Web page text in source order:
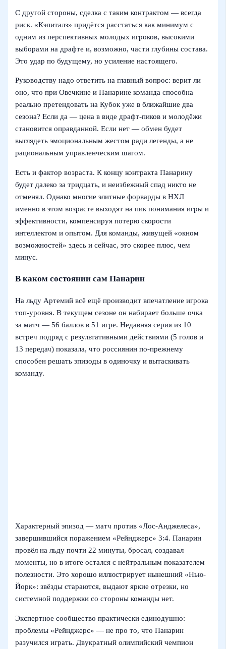
С другой стороны, сделка с таким контрактом — всегда
риск. «Кэпиталз» придётся расстаться как минимум с
одним из перспективных молодых игроков, высокими
выборами на драфте и, возможно, части глубины состава.
Это удар по будущему, но усиление настоящего.
Руководству надо ответить на главный вопрос: верит ли
оно, что при Овечкине и Панарине команда способна
реально претендовать на Кубок уже в ближайшие два
сезона? Если да — цена в виде драфт-пиков и молодёжи
становится оправданной. Если нет — обмен будет
выглядеть эмоциональным жестом ради легенды, а не
рациональным управленческим шагом.
Есть и фактор возраста. К концу контракта Панарину
будет далеко за тридцать, и неизбежный спад никто не
отменял. Однако многие элитные форварды в НХЛ
именно в этом возрасте выходят на пик понимания игры и
эффективности, компенсируя потерю скорости
интеллектом и опытом. Для команды, живущей «окном
возможностей» здесь и сейчас, это скорее плюс, чем
минус.
В каком состоянии сам Панарин
На льду Артемий всё ещё производит впечатление игрока
топ-уровня. В текущем сезоне он набирает больше очка
за матч — 56 баллов в 51 игре. Недавняя серия из 10
встреч подряд с результативными действиями (5 голов и
13 передач) показала, что россиянин по-прежнему
способен решать эпизоды в одиночку и вытаскивать
команду.
Характерный эпизод — матч против «Лос-Анджелеса»,
завершившийся поражением «Рейнджерс» 3:4. Панарин
провёл на льду почти 22 минуты, бросал, создавал
моменты, но в итоге остался с нейтральным показателем
полезности. Это хорошо иллюстрирует нынешний «Нью-
Йорк»: звёзды стараются, выдают яркие отрезки, но
системной поддержки со стороны команды нет.
Экспертное сообщество практически единодушно:
проблемы «Рейнджерс» — не про то, что Панарин
разучился играть. Двукратный олимпийский чемпион